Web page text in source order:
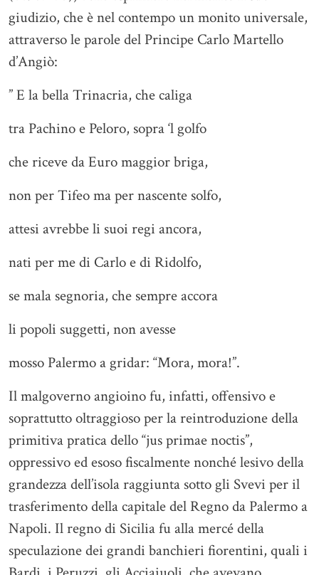
giudizio, che è nel contempo un monito universale,
attraverso le parole del Principe Carlo Martello
d’Angiò:
” E la bella Trinacria, che caliga
tra Pachino e Peloro, sopra ‘l golfo
che riceve da Euro maggior briga,
non per Tifeo ma per nascente solfo,
attesi avrebbe li suoi regi ancora,
nati per me di Carlo e di Ridolfo,
se mala segnoria, che sempre accora
li popoli suggetti, non avesse
mosso Palermo a gridar: “Mora, mora!”.
Il malgoverno angioino fu, infatti, offensivo e
soprattutto oltraggioso per la reintroduzione della
primitiva pratica dello “jus primae noctis”,
oppressivo ed esoso fiscalmente nonché lesivo della
grandezza dell’isola raggiunta sotto gli Svevi per il
trasferimento della capitale del Regno da Palermo a
Napoli. Il regno di Sicilia fu alla mercé della
speculazione dei grandi banchieri fiorentini, quali i